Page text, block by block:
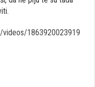
1863920023919